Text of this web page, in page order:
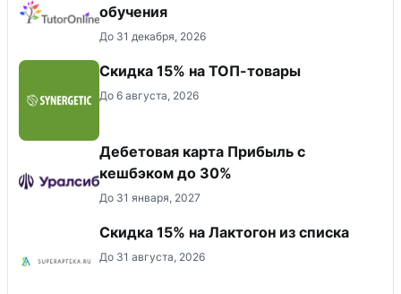
обучения
До 31 декабря, 2026
Скидка 15% на ТОП-товары
До 6 августа, 2026
Дебетовая карта Прибыль с
кешбэком до 30%
До 31 января, 2027
Скидка 15% на Лактогон из списка
До 31 августа, 2026